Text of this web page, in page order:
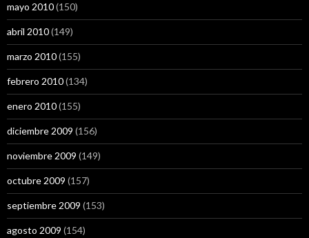
mayo 2010(150)
abril 2010(149)
marzo 2010(155)
febrero 2010(134)
enero 2010(155)
diciembre 2009 (156)
noviembre 2009 (149)
octubre 2009 (157)
septiembre 2009 (153)
agosto 2009 (154)